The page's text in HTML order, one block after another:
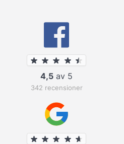
4,5 av 5
342 recensioner